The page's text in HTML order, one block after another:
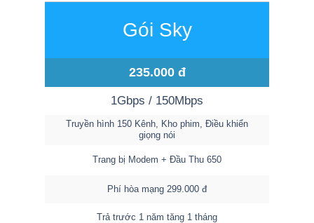
Gói Sky
235.000 đ
1Gbps / 150Mbps
Truyền hình 150 Kênh, Kho phim, Điều khiển
giọng nói
Trang bị Modem + Đầu Thu 650
Phí hòa mạng 299.000 đ
Trả trước 1 năm tăng 1 tháng